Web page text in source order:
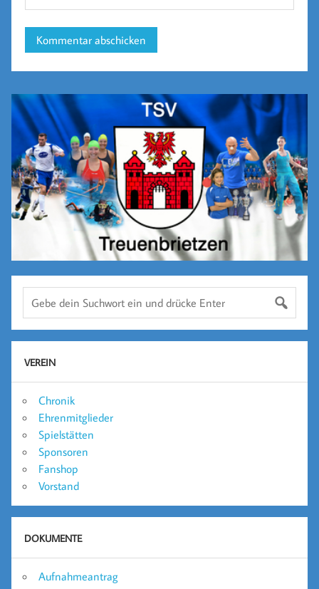
VEREIN
Chronik
Ehrenmitglieder
Spielstätten
Sponsoren
Fanshop
Vorstand
DOKUMENTE
Aufnahmeantrag